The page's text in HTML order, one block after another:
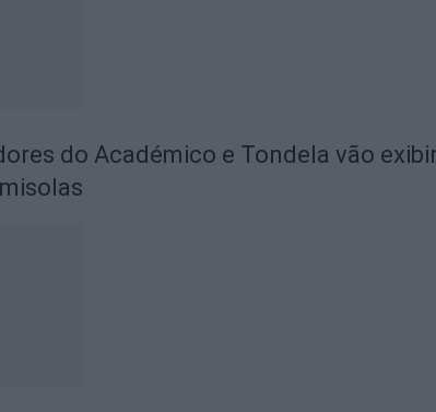
do Académico e Tondela vão